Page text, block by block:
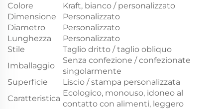
Colore
Kraft, bianco / personalizzato
Dimensione
Personalizzato
Diametro
Personalizzato
Lunghezza
Personalizzato
Stile
Taglio dritto / taglio obliquo
Imballaggio
Senza confezione / confezionate
singolarmente
Superficie
Liscio / stampa personalizzata
Caratteristica
Ecologico, monouso, idoneo al
contatto con alimenti, leggero